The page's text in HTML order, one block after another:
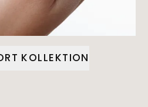
KOLLEKTION